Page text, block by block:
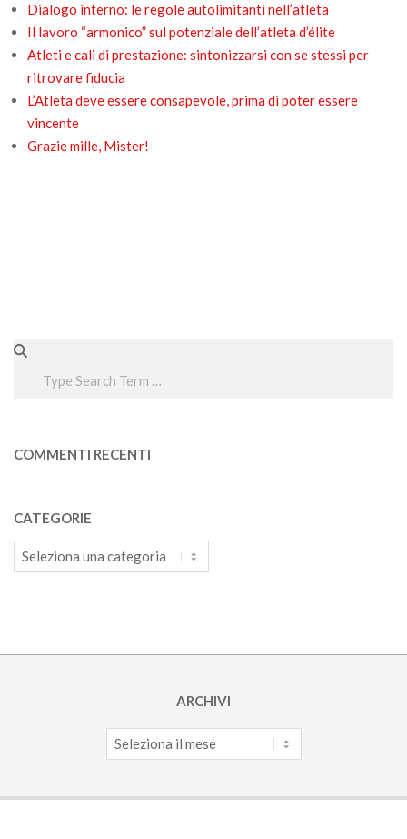
Dialogo interno: le regole autolimitanti nell’atleta
Il lavoro “armonico” sul potenziale dell’atleta d’élite
Atleti e cali di prestazione: sintonizzarsi con se stessi per
ritrovare fiducia
L’Atleta deve essere consapevole, prima di poter essere
vincente
Grazie mille, Mister!
Search
COMMENTI RECENTI
CATEGORIE
Categorie
ARCHIVI
Archivi